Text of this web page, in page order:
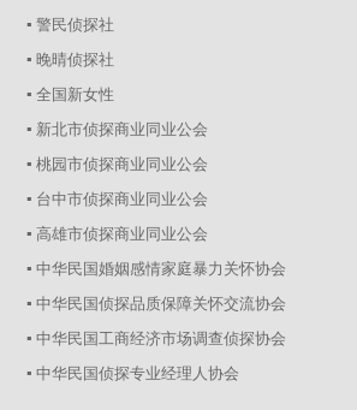
▪ 警民侦探社
▪ 晚晴侦探社
▪ 全国新女性
▪ 新北市侦探商业同业公会
▪ 桃园市侦探商业同业公会
▪ 台中市侦探商业同业公会
▪ 高雄市侦探商业同业公会
▪ 中华民国婚姻感情家庭暴力关怀协会
▪ 中华民国侦探品质保障关怀交流协会
▪ 中华民国工商经济市场调查侦探协会
▪ 中华民国侦探专业经理人协会